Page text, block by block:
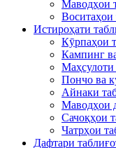
Маводҳои
Воситаҳои
Истироҳати
Кӯрпаҳои
Кампинг
Маҳсулоти
Пончо ва
Айнаки
Маводҳои
Сачоқҳои
Чатрҳои
Дафтари